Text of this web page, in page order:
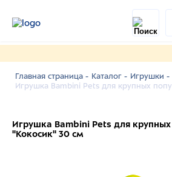
Главная страница - Каталог - Игрушки -
Игрушка Bambini Pets для крупных
Игрушка Bambini Pets для крупных
"Кокосик" 30 см